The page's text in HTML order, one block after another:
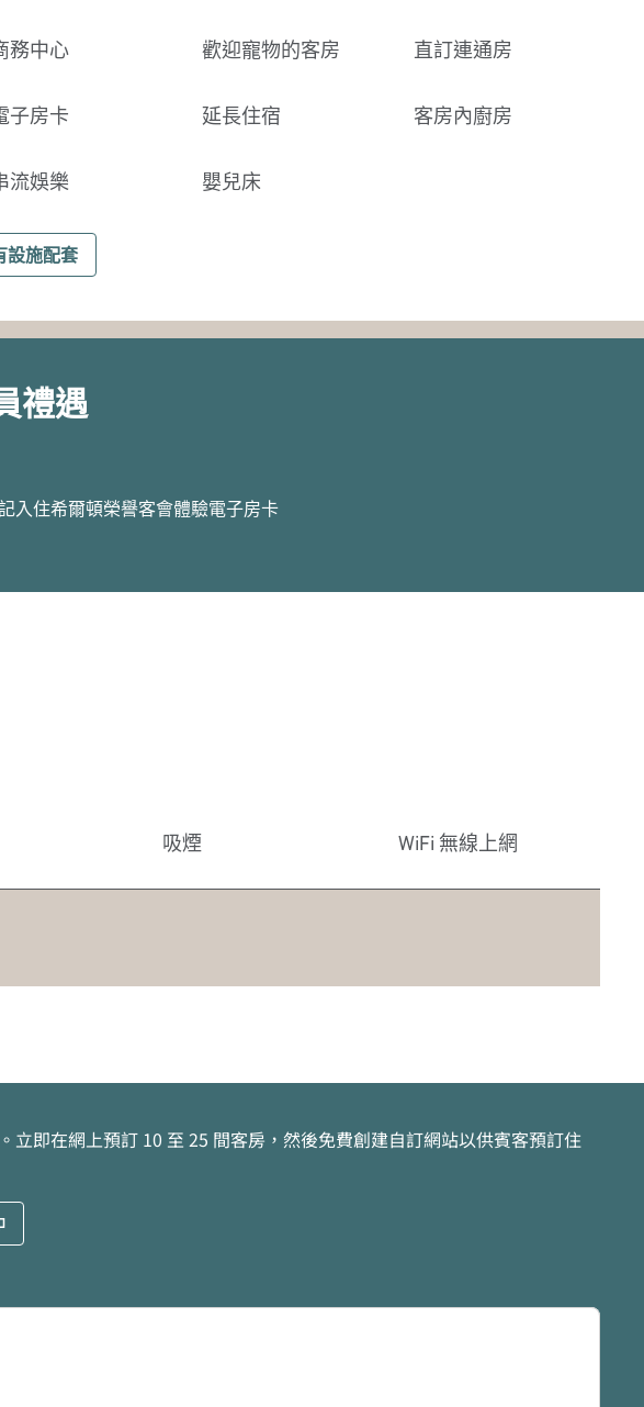
務中心 歡迎寵物的客房 直訂連通房
子房卡 延長住宿 客房內廚房
流娛樂 嬰兒床
設施配套
禮遇
入住希爾頓榮譽客會體驗電子房卡
吸煙 WiFi 無線上網
立即在網上預訂 10 至 25 間客房，然後免費創建自訂網站以供賓客預訂住
,